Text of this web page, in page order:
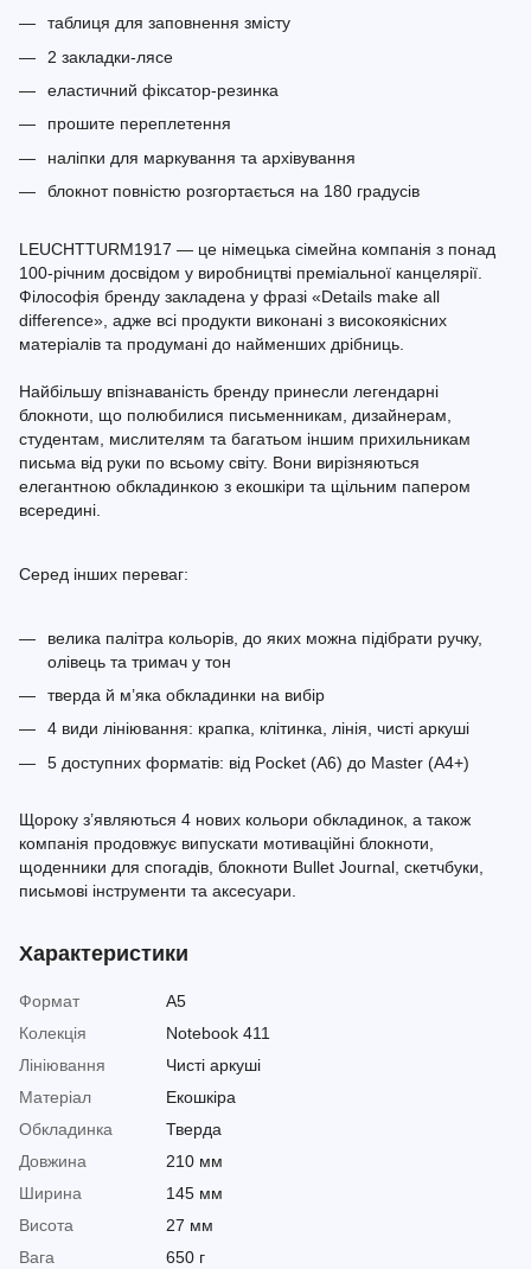
таблиця для заповнення змісту
2 закладки-лясе
еластичний фіксатор-резинка
прошите переплетення
наліпки для маркування та архівування
блокнот повністю розгортається на 180 градусів
LEUCHTTURM1917 — це німецька сімейна компанія з понад
100-річним досвідом у виробництві преміальної канцелярії.
Філософія бренду закладена у фразі «Details make all
difference», адже всі продукти виконані з високоякісних
матеріалів та продумані до найменших дрібниць.
Найбільшу впізнаваність бренду принесли легендарні
блокноти, що полюбилися письменникам, дизайнерам,
студентам, мислителям та багатьом іншим прихильникам
письма від руки по всьому світу. Вони вирізняються
елегантною обкладинкою з екошкіри та щільним папером
всередині.
Серед інших переваг:
велика палітра кольорів, до яких можна підібрати ручку,
олівець та тримач у тон
тверда й м’яка обкладинки на вибір
4 види лініювання: крапка, клітинка, лінія, чисті аркуші
5 доступних форматів: від Pocket (A6) до Master (A4+)
Щороку з’являються 4 нових кольори обкладинок, а також
компанія продовжує випускати мотиваційні блокноти,
щоденники для спогадів, блокноти Bullet Journal, скетчбуки,
письмові інструменти та аксесуари.
Характеристики
Формат
A5
Колекція
Notebook 411
Лініювання
Чисті аркуші
Матеріал
Екошкіра
Обкладинка
Тверда
Довжина
210 мм
Ширина
145 мм
Висота
27 мм
Вага
650 г